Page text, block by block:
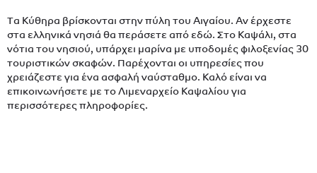
Τα Κύθηρα βρίσκονται στην πύλη του Αιγαίου. Αν έρχεστε
στα ελληνικά νησιά θα περάσετε από εδώ. Στο Καψάλι, στα
νότια του νησιού, υπάρχει μαρίνα με υποδομές φιλοξενίας 30
τουριστικών σκαφών. Παρέχονται οι υπηρεσίες που
χρειάζεστε για ένα ασφαλή ναύσταθμο. Καλό είναι να
επικοινωνήσετε με το Λιμεναρχείο Καψαλίου για
περισσότερες πληροφορίες.